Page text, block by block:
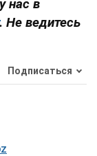
нас в
. Не ведитесь
Подписаться